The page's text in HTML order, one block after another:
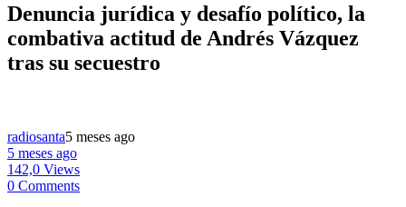
Denuncia jurídica y desafío político, la
combativa actitud de Andrés Vázquez
tras su secuestro
radiosanta5 meses ago
5 meses ago
142,0 Views
0 Comments